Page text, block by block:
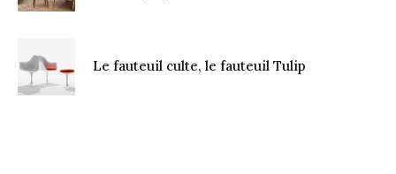
Le fauteuil culte, le fauteuil Tulip